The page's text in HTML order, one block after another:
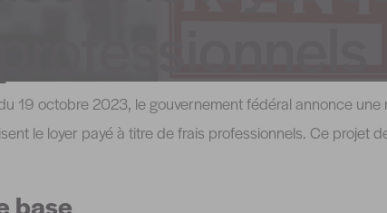
19 octobre 2023, le gouvernement fédéral annonce une
le loyer payé à titre de frais professionnels. Ce projet
base